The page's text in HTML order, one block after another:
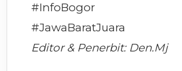
#InfoBogor
#JawaBaratJuara
Editor & Penerbit: Den.Mj